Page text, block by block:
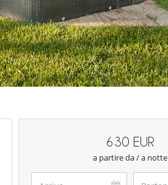
630 EUR
a partire da / a notte